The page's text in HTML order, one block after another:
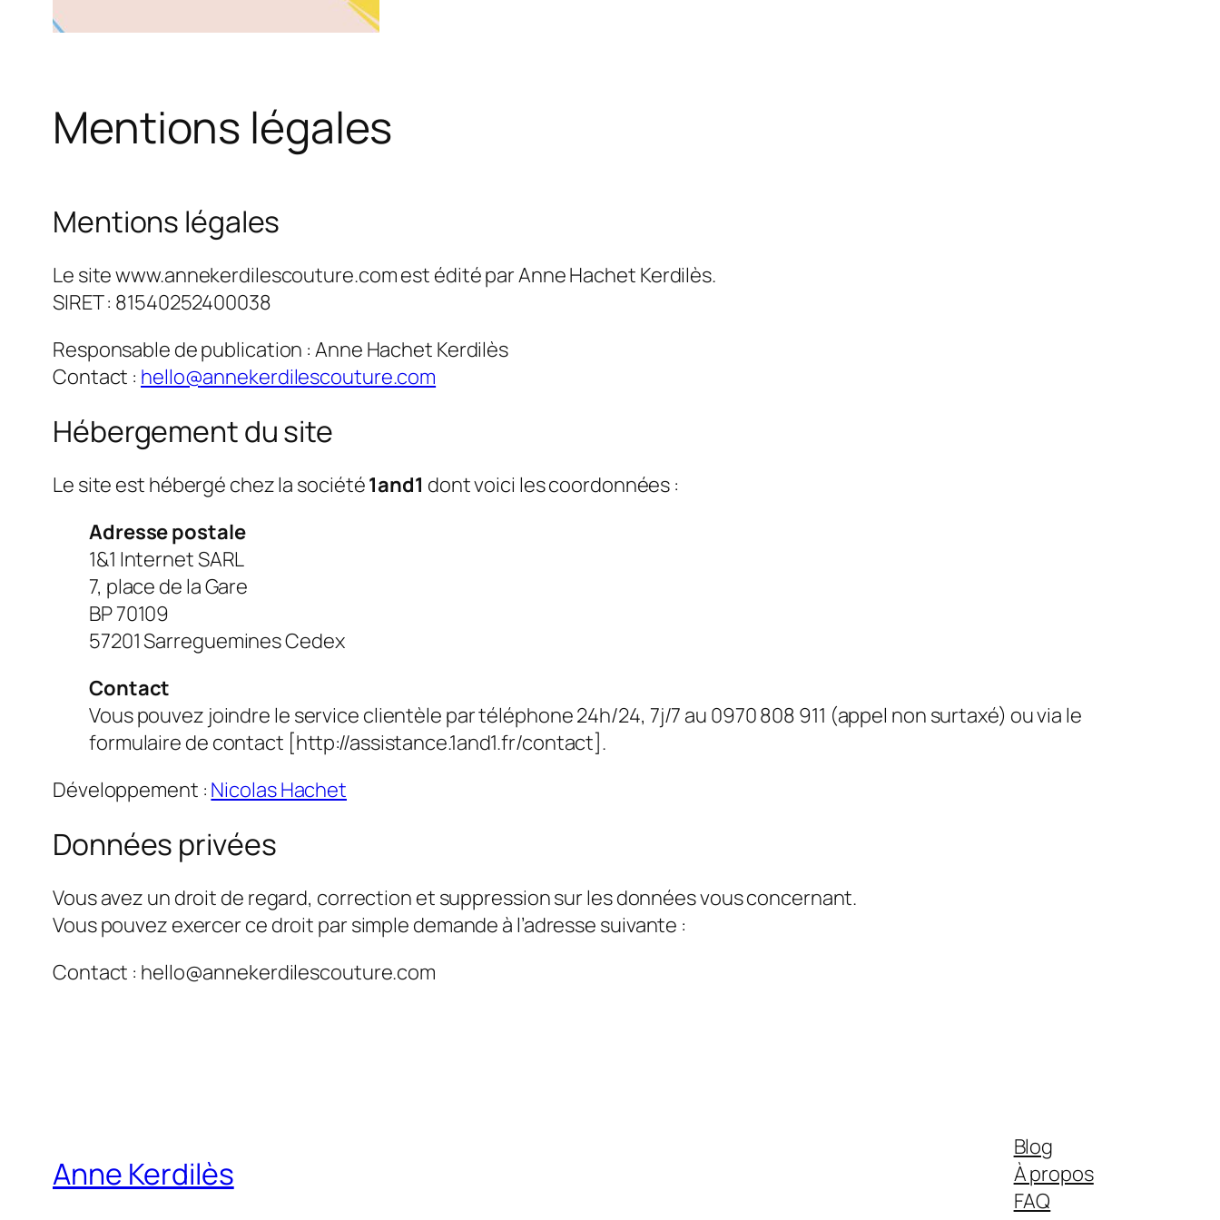
Mentions légales
Mentions légales
Le site www.annekerdilescouture.com est édité par Anne Hachet Kerdilès.
SIRET : 81540252400038
Responsable de publication : Anne Hachet Kerdilès
Contact : hello@annekerdilescouture.com
Hébergement du site
Le site est hébergé chez la société1and1 dont voici les coordonnées :
Adresse postale
1&1 Internet SARL
7, place de la Gare
BP 70109
57201 Sarreguemines Cedex
Contact
Vous pouvez joindre le service clientèle par téléphone 24h/24, 7j/7 au 0970 808 911 (appel non surtaxé) ou via le
formulaire de contact [http://assistance.1and1.fr/contact].
Développement : Nicolas Hachet
Données privées
Vous avez un droit de regard, correction et suppression sur les données vous concernant.
Vous pouvez exercer ce droit par simple demande à l’adresse suivante :
Contact : hello@annekerdilescouture.com
Anne Kerdilès
Blog
À propos
FAQ